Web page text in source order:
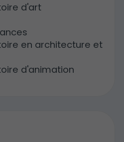
d'art
en architecture et
d'animation